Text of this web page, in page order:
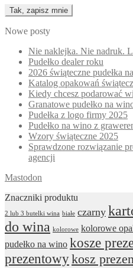
Nowe posty
Nie naklejka. Nie nadruk.
Pudełko dealer roku
2026 świąteczne pudełka
Katalog opakowań
Kiedy chcesz podarować
Granatowe pudełko na
Pudełka z logo firmy 2025
Pudełko na wino z
Wzory świąteczne 2025
Sprawdzone rozwiązanie
agencji
Mastodon
Znaczniki produktu
2 lub 3 butelki wina białe czarny
do wina kolorowe kolorowe
pudełko na wino kosze
prezentowykosz